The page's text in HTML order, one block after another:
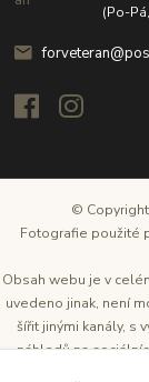
(Po-
©
Fotografie použité
Obsah webu je v
uvedeno jinak, není
šířit jinými kanály, s
náhledů na